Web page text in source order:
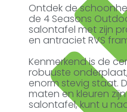
Ontdek de
de 4 Seasons
salontafel met zijn
en antraciet RVS
Kenmerkend is de
robuuste
enorm stevig staat.
maten en kleuren
salontafel, kunt u